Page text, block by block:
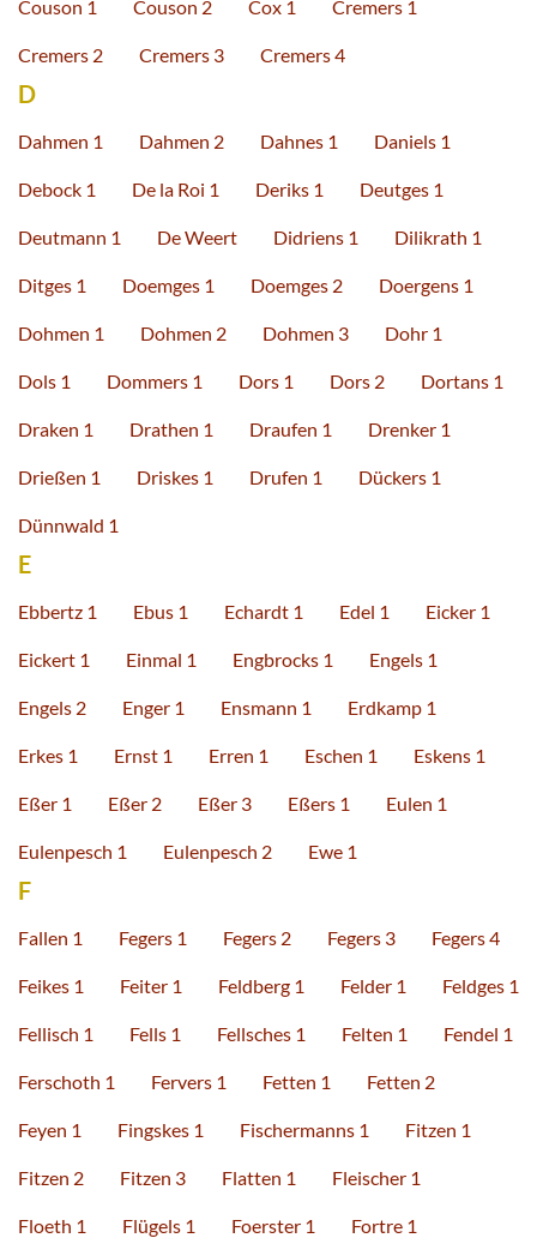
Couson 1 Couson 2 Cox 1 Cremers 1
Cremers 2 Cremers 3 Cremers 4
D
Dahmen 1 Dahmen 2 Dahnes 1 Daniels 1
Debock 1 De la Roi 1 Deriks 1 Deutges 1
Deutmann 1 De Weert Didriens 1 Dilikrath 1
Ditges 1 Doemges 1 Doemges 2 Doergens 1
Dohmen 1 Dohmen 2 Dohmen 3 Dohr 1
Dols 1 Dommers 1 Dors 1 Dors 2 Dortans 1
Draken 1 Drathen 1 Draufen 1 Drenker 1
Drießen 1 Driskes 1 Drufen 1 Dückers 1
Dünnwald 1
E
Ebbertz 1 Ebus 1 Echardt 1 Edel 1 Eicker 1
Eickert 1 Einmal 1 Engbrocks 1 Engels 1
Engels 2 Enger 1 Ensmann 1 Erdkamp 1
Erkes 1 Ernst 1 Erren 1 Eschen 1 Eskens 1
Eßer 1 Eßer 2 Eßer 3 Eßers 1 Eulen 1
Eulenpesch 1 Eulenpesch 2 Ewe 1
F
Fallen 1 Fegers 1 Fegers 2 Fegers 3 Fegers 4
Feikes 1 Feiter 1 Feldberg 1 Felder 1 Feldges 1
Fellisch 1 Fells 1 Fellsches 1 Felten 1 Fendel 1
Ferschoth 1 Fervers 1 Fetten 1 Fetten 2
Feyen 1 Fingskes 1 Fischermanns 1 Fitzen 1
Fitzen 2 Fitzen 3 Flatten 1 Fleischer 1
Floeth 1 Flügels 1 Foerster 1 Fortre 1